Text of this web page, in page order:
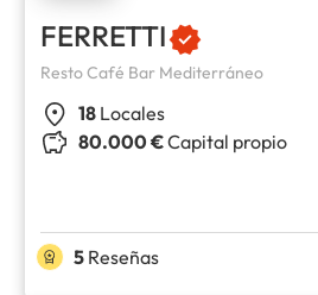
FERRETTI
Resto Café Bar Mediterráneo
18 Locales
80.000 €Capital propio
5 Reseñas